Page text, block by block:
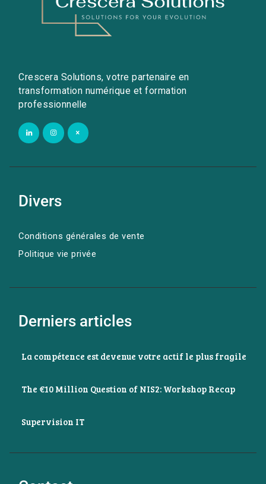
Crescera Solutions, votre partenaire en
transformation numérique et formation
professionnelle
Divers
Conditions générales de vente
Politique vie privée
Derniers articles
La compétence est devenue votre actif le plus fragile
The €10 Million Question of NIS2: Workshop Recap
Supervision IT